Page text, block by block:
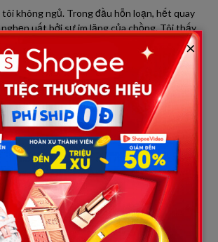
tôi không ngủ. Trong đầu hỗn loạn, hết quay
nghẹn uất bởi sự im lặng của chồng. Tôi thấy
một cơn ác mộng, không tìm thấy lối ra.
trở về nhà mẹ đẻ. Bà vừa nhìn thấy tôi đã òa
tay bà ra, gằn giọng:
như máu mủ, thì sao lại giấu? Nếu mẹ
nói nốt sự thật đi. Bố mẹ ruột của con là ai?”
mắt nhỏ tong tong xuống nền gạch. Bà
thì thào:
ruột của con… chính là bố chồng con bây
×